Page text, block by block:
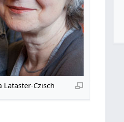
Lataster-Czisch